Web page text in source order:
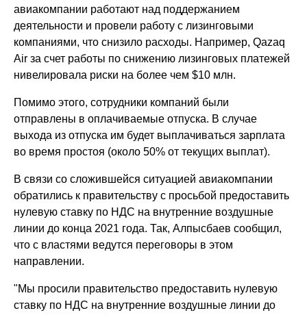
авиакомпании работают над поддержанием
деятельности и провели работу с лизинговыми
компаниями, что снизило расходы. Например, Qazaq
Air за счет работы по снижению лизинговых платежей
нивелировала риски на более чем $10 млн.
Помимо этого, сотрудники компаний были
отправлены в оплачиваемые отпуска. В случае
выхода из отпуска им будет выплачиваться зарплата
во время простоя (около 50% от текущих выплат).
В связи со сложившейся ситуацией авиакомпании
обратились к правительству с просьбой предоставить
нулевую ставку по НДС на внутренние воздушные
линии до конца 2021 года. Так, Алпысбаев сообщил,
что с властями ведутся переговоры в этом
направлении.
"Мы просили правительство предоставить нулевую
ставку по НДС на внутренние воздушные линии до